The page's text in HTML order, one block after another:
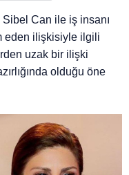
Can ile iş insanı
eden ilişkisiyle ilgili
uzak bir ilişki
olduğu öne